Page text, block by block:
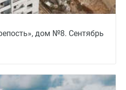
дом №8. Сентябрь